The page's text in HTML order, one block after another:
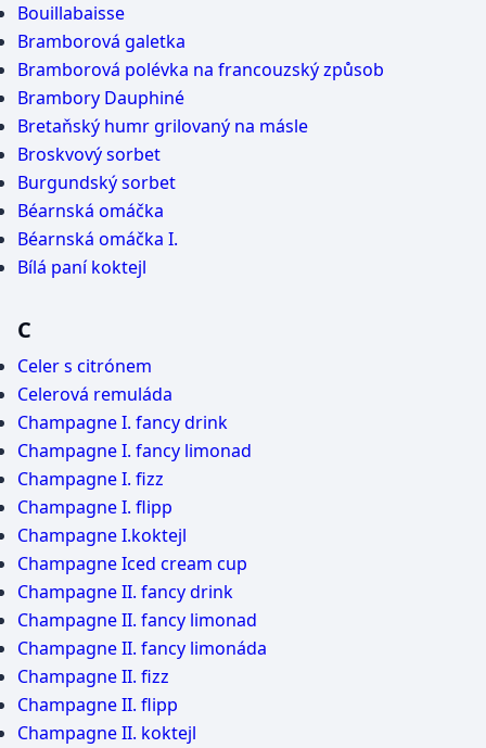
Bouillabaisse
Bramborová galetka
Bramborová polévka na francouzský způsob
Brambory Dauphiné
Bretaňský humr grilovaný na másle
Broskvový sorbet
Burgundský sorbet
Béarnská omáčka
Béarnská omáčka I.
Bílá paní koktejl
C
Celer s citrónem
Celerová remuláda
Champagne I. fancy drink
Champagne I. fancy limonad
Champagne I. fizz
Champagne I. flipp
Champagne I.koktejl
Champagne Iced cream cup
Champagne II. fancy drink
Champagne II. fancy limonad
Champagne II. fancy limonáda
Champagne II. fizz
Champagne II. flipp
Champagne II. koktejl